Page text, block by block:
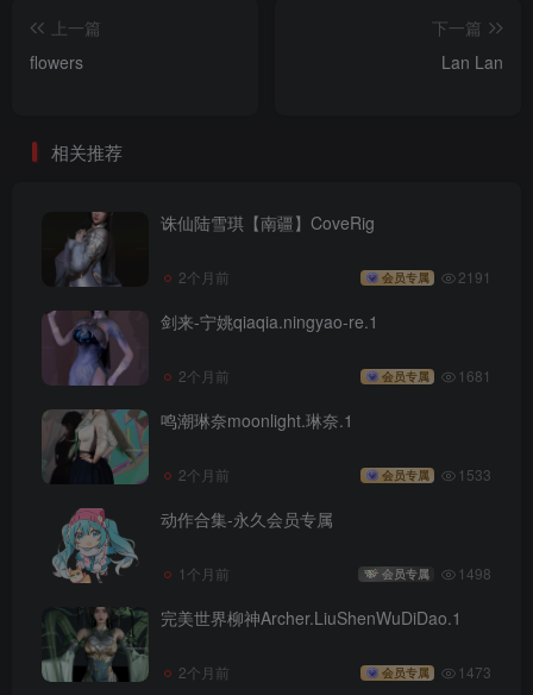
上一篇
flowers
下一篇
Lan Lan
相关推荐
诛仙陆雪琪【南疆】CoveRig
2个月前 会员专属 2191
剑来-宁姚qiaqia.ningyao-re.1
2个月前 会员专属 1681
鸣潮琳奈moonlight.琳奈.1
2个月前 会员专属 1533
动作合集-永久会员专属
1个月前 会员专属 1498
完美世界柳神Archer.LiuShenWuDiDao.1
2个月前 会员专属 1473